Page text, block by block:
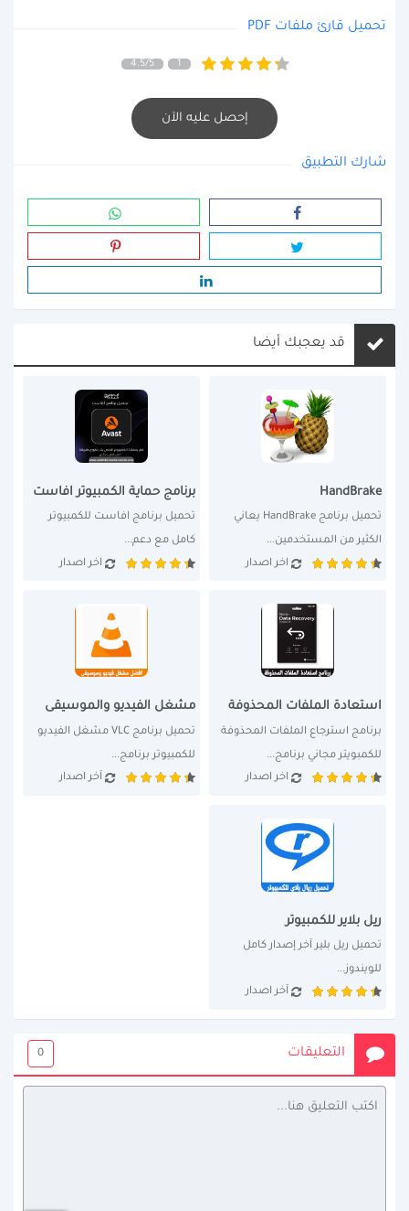
تحميل قارئ ملفات PDF
4.5/5 1
إحصل عليه الآن
شارك التطبيق
قد يعجبك أيضا
HandBrake
الكثير من المستخدمين...
اخر اصدار
برنامج حماية الكمبيوتر افاست
تحميل برنامج افاست للكمبيوتر
كامل مع دعم...
اخر اصدار
استعادة الملفات المحذوفة
للكمبويتر مجاني برنامج...
اخر اصدار
مشغل الفيديو والموسيقى
للكمبيوتر برنامج...
آخر اصدار
ريل بلاير للكمبيوتر
للويندوز...
آخر اصدار
التعليقات 0